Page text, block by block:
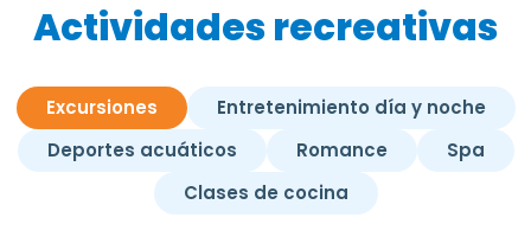
Actividades recreativas
Excursiones
Entretenimiento día y noche
Deportes acuáticos
Romance
Spa
Clases de cocina